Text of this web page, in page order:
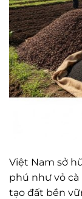
Việt Nam sở
phú như vỏ cà
tạo